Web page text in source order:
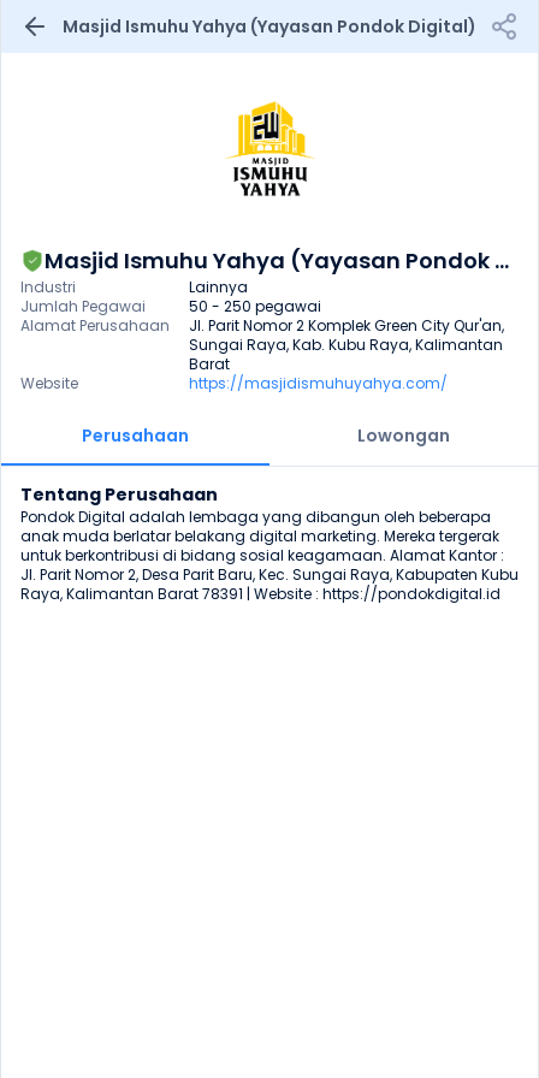
Masjid Ismuhu Yahya (Yayasan Pondok Digital)
Masjid Ismuhu Yahya (Yayasan Pondok Digital)
Industri
Lainnya
Jumlah Pegawai
50 - 250 pegawai
Alamat Perusahaan
Jl. Parit Nomor 2 Komplek Green City Qur'an,
Sungai Raya, Kab. Kubu Raya, Kalimantan
Barat
Website
https://masjidismuhuyahya.com/
Perusahaan Lowongan
Tentang Perusahaan
Pondok Digital adalah lembaga yang dibangun oleh beberapa
anak muda berlatar belakang digital marketing. Mereka tergerak
untuk berkontribusi di bidang sosial keagamaan. Alamat Kantor :
JI. Parit Nomor 2, Desa Parit Baru, Kec. Sungai Raya, Kabupaten Kubu
Raya, Kalimantan Barat 78391 | Website : https://pondokdigital.id